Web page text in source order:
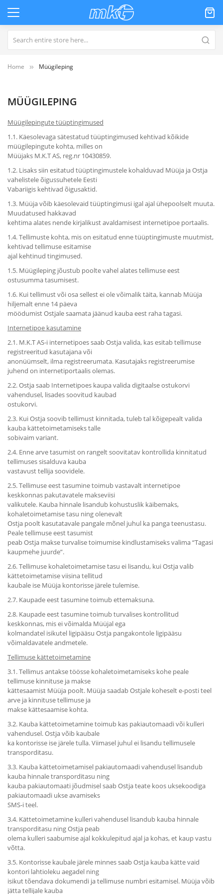
Home Müügileping
MÜÜGILEPING
Müügilepingute tüüptingimused
1.1. Käesolevaga sätestatud tüüptingimused kehtivad kõikide
müügilepingute kohta, milles on
Müüjaks M.K.T AS, reg.nr 10430859.
1.2. Lisaks siin esitatud tüüptingimustele kohalduvad Müüja ja Ostja
vahelistele õigussuhetele Eesti
Vabariigis kehtivad õigusaktid.
1.3. Müüja võib käesolevaid tüüptingimusi igal ajal ühepoolselt muuta.
Muudatused hakkavad
kehtima alates nende kirjalikust avaldamisest internetipoe portaalis.
1.4. Tellimuste kohta, mis on esitatud enne tüüptingimuste muutmist,
kehtivad tellimuse esitamise
ajal kehtinud tingimused.
1.5. Müügileping jõustub poolte vahel alates tellimuse eest
ostusumma tasumisest.
1.6. Kui tellimust või osa sellest ei ole võimalik täita, kannab Müüja
hiljemalt enne 14 päeva
möödumist Ostjale saamata jäänud kauba eest raha tagasi.
Internetipoe kasutamine
2.1. M.K.T AS-i internetipoes saab Ostja valida, kas esitab tellimuse
registreeritud kasutajana või
anonüümselt, ilma registreerumata. Kasutajaks registreerumise
juhend on internetiportaalis olemas.
2.2. Ostja saab Internetipoes kaupa valida digitaalse ostukorvi
vahendusel, lisades soovitud kaubad
ostukorvi.
2.3. Kui Ostja soovib tellimust kinnitada, tuleb tal kõigepealt valida
kauba kättetoimetamiseks talle
sobivaim variant.
2.4. Enne arve tasumist on rangelt soovitatav kontrollida kinnitatud
tellimuses sisalduva kauba
vastavust tellija soovidele.
2.5. Tellimuse eest tasumine toimub vastavalt internetipoe
keskkonnas pakutavatele makseviisi
valikutele. Kauba hinnale lisandub kohustuslik käibemaks,
kohaletoimetamise tasu ning olenevalt
Ostja poolt kasutatavale pangale mõnel juhul ka panga teenustasu.
Peale tellimuse eest tasumist
peab Ostja makse turvalise toimumise kindlustamiseks valima “Tagasi
kaupmehe juurde”.
2.6. Tellimuse kohaletoimetamise tasu ei lisandu, kui Ostja valib
kättetoimetamise viisina tellitud
kaubale ise Müüja kontorisse järele tulemise.
2.7. Kaupade eest tasumine toimub ettemaksuna.
2.8. Kaupade eest tasumine toimub turvalises kontrollitud
keskkonnas, mis ei võimalda Müüjal ega
kolmandatel isikutel ligipääsu Ostja pangakontole ligipääsu
võimaldavatele andmetele.
Tellimuse kättetoimetamine
3.1. Tellimus antakse töösse kohaletoimetamiseks kohe peale
tellimuse kinnituse ja makse
kättesaamist Müüja poolt. Müüja saadab Ostjale koheselt e-posti teel
arve ja kinnituse tellimuse ja
makse kättesaamise kohta.
3.2. Kauba kättetoimetamine toimub kas pakiautomaadi või kulleri
vahendusel. Ostja võib kaubale
ka kontorisse ise järele tulla. Viimasel juhul ei lisandu tellimusele
transporditasu.
3.3. Kauba kättetoimetamisel pakiautomaadi vahendusel lisandub
kauba hinnale transporditasu ning
kauba pakiautomaati jõudmisel saab Ostja teate koos uksekoodiga
pakiautomaadi ukse avamiseks
SMS-i teel.
3.4. Kättetoimetamine kulleri vahendusel lisandub kauba hinnale
transporditasu ning Ostja peab
olema kulleri saabumise ajal kokkulepitud ajal ja kohas, et kaup vastu
võtta.
3.5. Kontorisse kaubale järele minnes saab Ostja kauba kätte vaid
kontori lahtioleku aegadel ning
isikut tõendava dokumendi ja tellimuse numbri esitamisel. Müüja võib
jätta tellijale kauba